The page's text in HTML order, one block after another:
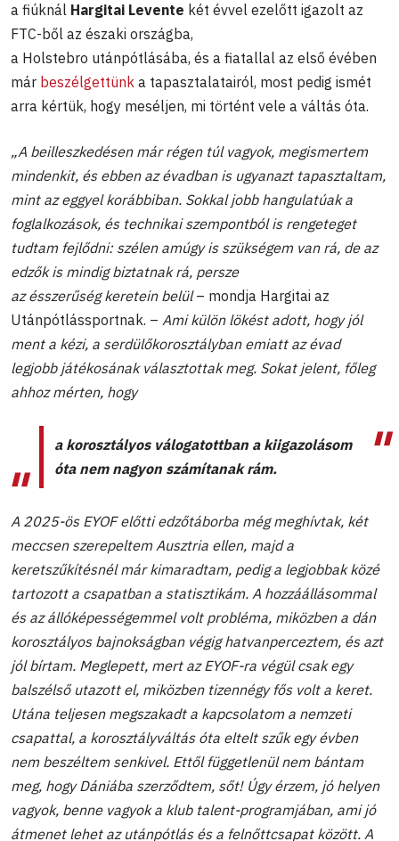
a fiúknál Hargitai Levente két évvel ezelőtt igazolt az
FTC-ből az északi országba,
a Holstebro utánpótlásába, és a fiatallal az első évében
már beszélgettünk a tapasztalatairól, most pedig ismét
arra kértük, hogy meséljen, mi történt vele a váltás óta.
„A beilleszkedésen már régen túl vagyok, megismertem
mindenkit, és ebben az évadban is ugyanazt tapasztaltam,
mint az eggyel korábbiban. Sokkal jobb hangulatúak a
foglalkozások, és technikai szempontból is rengeteget
tudtam fejlődni: szélen amúgy is szükségem van rá, de az
edzők is mindig biztatnak rá, persze
az ésszerűség keretein belül– mondja Hargitai az
Utánpótlássportnak. – Ami külön lökést adott, hogy jól
ment a kézi, a serdülőkorosztályban emiatt az évad
legjobb játékosának választottak meg. Sokat jelent, főleg
ahhoz mérten, hogy
a korosztályos válogatottban a kiigazolásom
óta nem nagyon számítanak rám.
A 2025-ös EYOF előtti edzőtáborba még meghívtak, két
meccsen szerepeltem Ausztria ellen, majd a
keretszűkítésnél már kimaradtam, pedig a legjobbak közé
tartozott a csapatban a statisztikám. A hozzáállásommal
és az állóképességemmel volt probléma, miközben a dán
korosztályos bajnokságban végig hatvanperceztem, és azt
jól bírtam. Meglepett, mert az EYOF-ra végül csak egy
balszélső utazott el, miközben tizennégy fős volt a keret.
Utána teljesen megszakadt a kapcsolatom a nemzeti
csapattal, a korosztályváltás óta eltelt szűk egy évben
nem beszéltem senkivel. Ettől függetlenül nem bántam
meg, hogy Dániába szerződtem, sőt! Úgy érzem, jó helyen
vagyok, benne vagyok a klub talent-programjában, ami jó
átmenet lehet az utánpótlás és a felnőttcsapat között. A